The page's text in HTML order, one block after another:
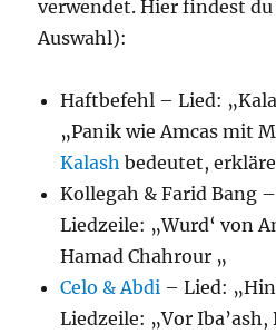
verwendet. Hier findest
Auswahl):
Haftbefehl – Lied:
„Panik wie Amcas mit
Kalash bedeutet,
Kollegah & Farid Bang
Liedzeile: „Wurd‘ von
Hamad Chahrour „
Celo & Abdi – Lied:
Liedzeile: „Vor